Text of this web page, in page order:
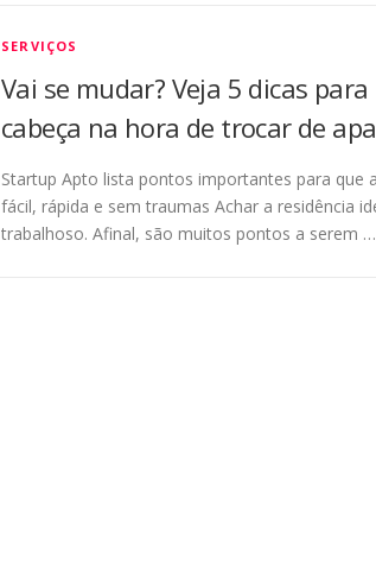
SERVIÇOS
Vai se mudar? Veja 5 dicas
cabeça na hora de trocar de
Startup Apto lista pontos importantes para que
fácil, rápida e sem traumas Achar a residência
trabalhoso. Afinal, são muitos pontos a serem …